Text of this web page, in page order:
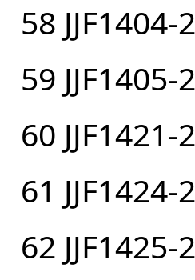
58
59
60
61
62